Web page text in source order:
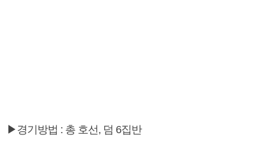
▶경기방법 : 총 호선, 덤 6집반